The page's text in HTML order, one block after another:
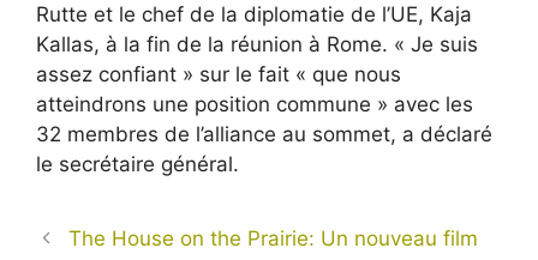
Rutte et le chef de la diplomatie de l’UE, Kaja
Kallas, à la fin de la réunion à Rome. « Je suis
assez confiant » sur le fait « que nous
atteindrons une position commune » avec les
32 membres de l’alliance au sommet, a déclaré
le secrétaire général.
The House on the Prairie: Un nouveau film